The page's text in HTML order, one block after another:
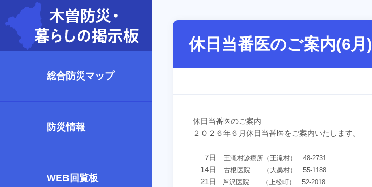
総合防災マップ
防災情報
WEB回覧板
休日当番医のご案内(6月)
休日当番医のご案内
２０２６年６月休日当番医をご案内いたします。
7日 王滝村診療所（王滝村） 48-2731
14日 古根医院 （大桑村） 55-1188
21日 芦沢医院 （上松町） 52-2018